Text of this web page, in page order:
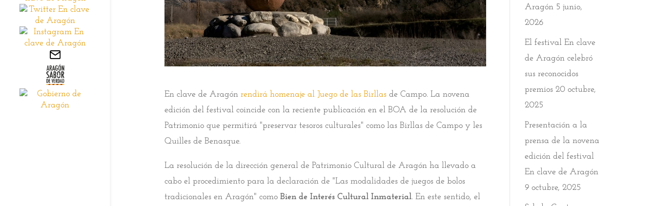
En clave de Aragón rendirá homenaje al Juego de las Birllasde Campo. La novena
edición del festival coincide con la reciente publicación en el BOA de la resolución de
Patrimonio que permitirá "preservar tesoros culturales" como las Birllas de Campo y les
Quilles de Benasque.
La resolución de la dirección general de Patrimonio Cultural de Aragón ha llevado a
cabo el procedimiento para la declaración de "Las modalidades de juegos de bolos
tradicionales en Aragón" como Bien de Interés Cultural Inmaterial. En este sentido, el
Aragón 5 junio,
2026
El festival En clave
de Aragón celebró
sus reconocidos
premios 20 octubre,
2025
Presentación a la
prensa de la novena
edición del festival
En clave de Aragón
9 octubre, 2025